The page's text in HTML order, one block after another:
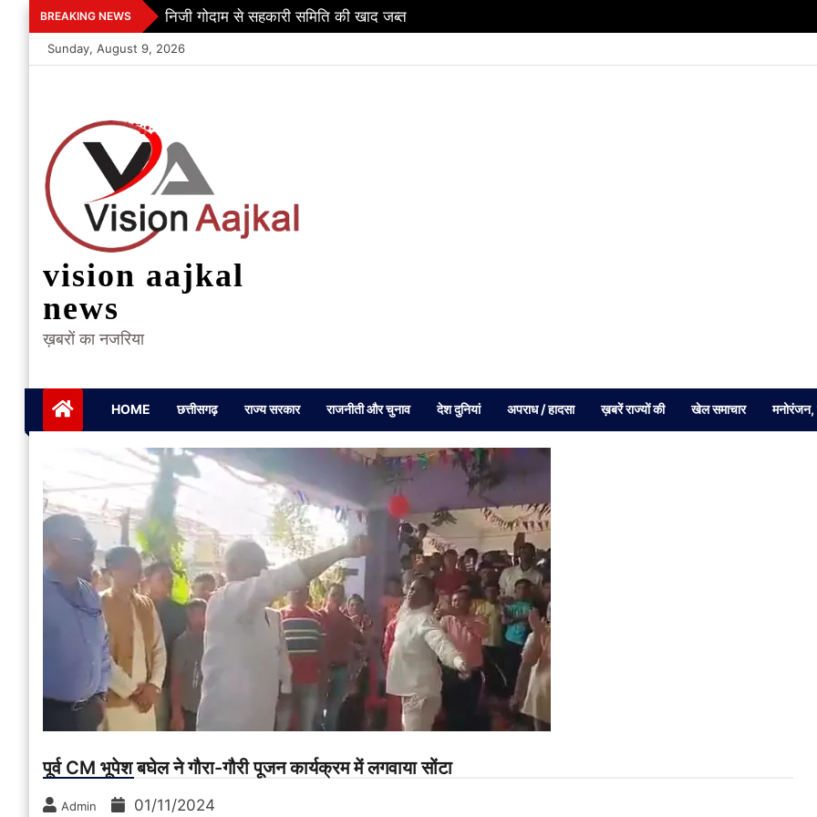
Skip
to
content
BREAKING NEWS निजी गोदाम से सहकारी समिति की खाद जब्त
Sunday, August 9, 2026
vision aajkal
news
ख़बरों का नजरिया
HOME छत्तीसगढ़ राज्य सरकार राजनीती और चुनाव देश दुनियां अपराध / हादसा ख़बरें राज्यों की खेल समाचार
पूर्व CM भूपेश बघेल ने गौरा-गौरी पूजन कार्यक्रम में लगवाया सोंटा
Admin 01/11/2024